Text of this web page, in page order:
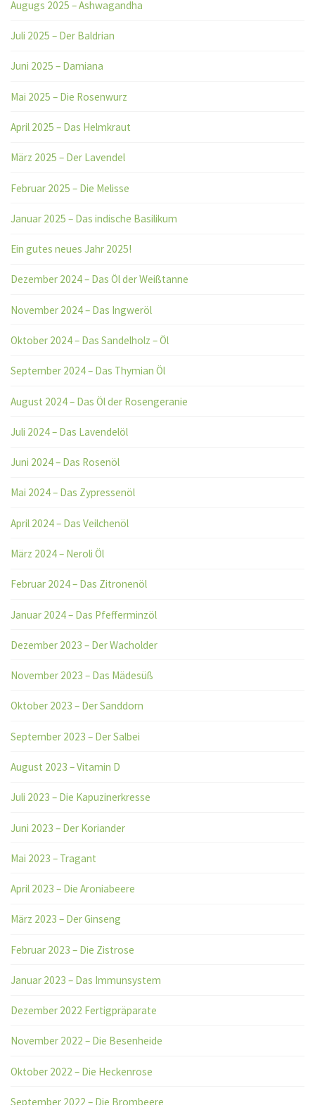
Augugs 2025 – Ashwagandha
Juli 2025 – Der Baldrian
Juni 2025 – Damiana
Mai 2025 – Die Rosenwurz
April 2025 – Das Helmkraut
März 2025 – Der Lavendel
Februar 2025 – Die Melisse
Januar 2025 – Das indische Basilikum
Ein gutes neues Jahr 2025!
Dezember 2024 – Das Öl der Weißtanne
November 2024 – Das Ingweröl
Oktober 2024 – Das Sandelholz – Öl
September 2024 – Das Thymian Öl
August 2024 – Das Öl der Rosengeranie
Juli 2024 – Das Lavendelöl
Juni 2024 – Das Rosenöl
Mai 2024 – Das Zypressenöl
April 2024 – Das Veilchenöl
März 2024 – Neroli Öl
Februar 2024 – Das Zitronenöl
Januar 2024 – Das Pfefferminzöl
Dezember 2023 – Der Wacholder
November 2023 – Das Mädesüß
Oktober 2023 – Der Sanddorn
September 2023 – Der Salbei
August 2023 – Vitamin D
Juli 2023 – Die Kapuzinerkresse
Juni 2023 – Der Koriander
Mai 2023 – Tragant
April 2023 – Die Aroniabeere
März 2023 – Der Ginseng
Februar 2023 – Die Zistrose
Januar 2023 – Das Immunsystem
Dezember 2022 Fertigpräparate
November 2022 – Die Besenheide
Oktober 2022 – Die Heckenrose
September 2022 – Die Brombeere